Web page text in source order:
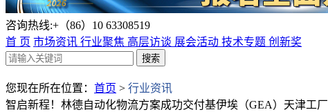
咨询热线:+（86）10 63308519
首 页 市场资讯 行业聚焦 高层访谈 展会活动 技术专题 创新奖
您现在所在位置： 首页 > 行业资讯
智启新程！林德自动化物流方案成功交付基伊埃（GEA）天津工厂